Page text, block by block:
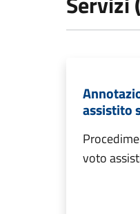
assistito
voto